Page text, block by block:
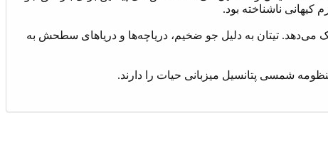
ناشناخته بود.
می‌دهد. تیتان به دلیل جو ضخیم، دریاچه‌ها و دریاهای سطحش به
شمسی پتانسیل میزبانی حیات را دارند.